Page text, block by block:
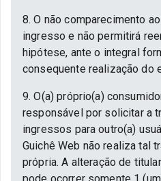
8. O não comparecimento
ingresso e não permitirá
hipótese, ante o integral
consequente realização do
9. O(a) próprio(a)
responsável por solicitar a
ingressos para outro(a)
Guichê Web não realiza tal
própria. A alteração de